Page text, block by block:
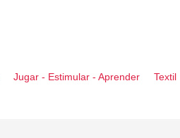
Jugar - Estimular - Aprender Textil